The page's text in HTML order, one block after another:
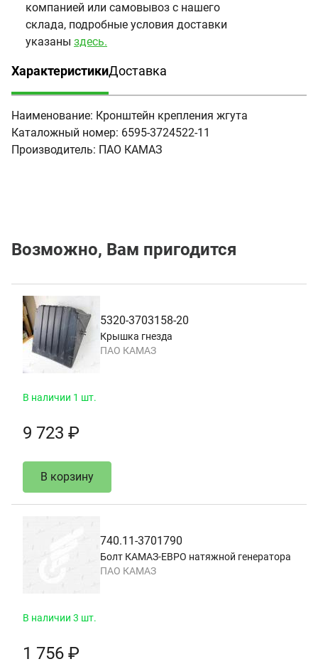
компанией или самовывоз с нашего
склада, подробные условия доставки
указаны здесь.
Характеристики
(активная вкладка)
Доставка
Наименование: Кронштейн крепления жгута
Каталожный номер: 6595-3724522-11
Производитель: ПАО КАМАЗ
Возможно, Вам пригодится
5320-3703158-20
Крышка гнезда
ПАО КАМАЗ
В наличии 1 шт.
9 723 ₽
В корзину
740.11-3701790
Болт КАМАЗ-ЕВРО натяжной генератора
ПАО КАМАЗ
В наличии 3 шт.
1 756 ₽